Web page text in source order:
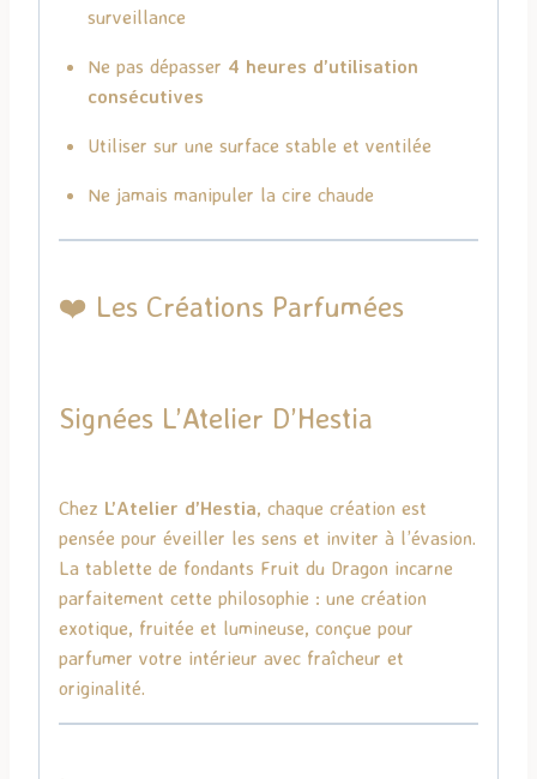
surveillance
Ne pas dépasser 4 heures d’utilisation
consécutives
Utiliser sur une surface stable et ventilée
Ne jamais manipuler la cire chaude
❤️ Les Créations Parfumées
Signées L’Atelier D’Hestia
Chez L’Atelier d’Hestia, chaque création est
pensée pour éveiller les sens et inviter à l’évasion.
La tablette de fondants Fruit du Dragon incarne
parfaitement cette philosophie : une création
exotique, fruitée et lumineuse, conçue pour
parfumer votre intérieur avec fraîcheur et
originalité.